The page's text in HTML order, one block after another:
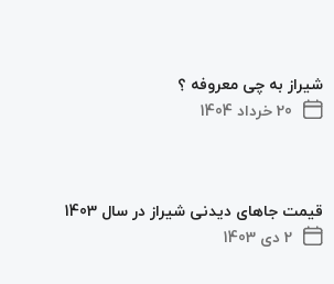
20 خرداد 1404
شیراز به چی معروفه ؟
2 دی 1403
قیمت جاهای دیدنی شیراز در سال 1403